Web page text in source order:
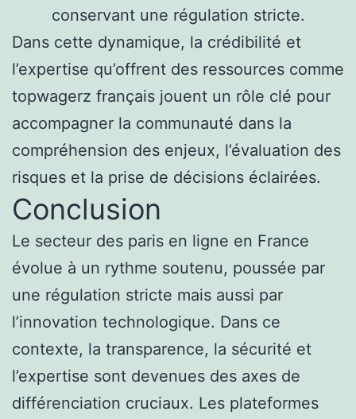
conservant une régulation stricte.
Dans cette dynamique, la crédibilité et
l’expertise qu’offrent des ressources comme
topwagerz français jouent un rôle clé pour
accompagner la communauté dans la
compréhension des enjeux, l’évaluation des
risques et la prise de décisions éclairées.
Conclusion
Le secteur des paris en ligne en France
évolue à un rythme soutenu, poussée par
une régulation stricte mais aussi par
l’innovation technologique. Dans ce
contexte, la transparence, la sécurité et
l’expertise sont devenues des axes de
différenciation cruciaux. Les plateformes